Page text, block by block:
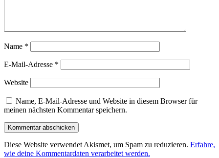
Name *
E-Mail-Adresse *
Website
Name, E-Mail-Adresse und Website in diesem Browser für
meinen nächsten Kommentar speichern.
Diese Website verwendet Akismet, um Spam zu reduzieren. Erfahre,
wie deine Kommentardaten verarbeitet werden.